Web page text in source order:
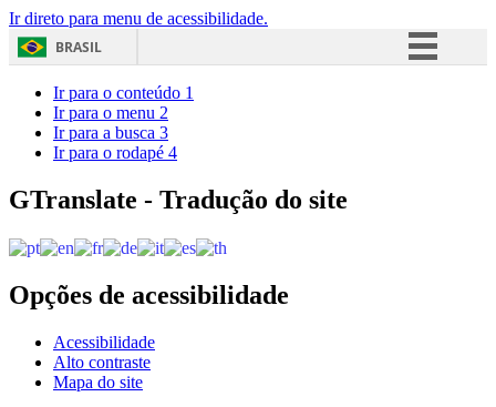
Ir direto para menu de acessibilidade.
BRASIL
Acesso à informação
Ir para o conteúdo 1
Ir para o menu 2
Ir para a busca 3
Ir para o rodapé 4
GTranslate - Tradução do site
Opções de acessibilidade
Acessibilidade
Alto contraste
Mapa do site